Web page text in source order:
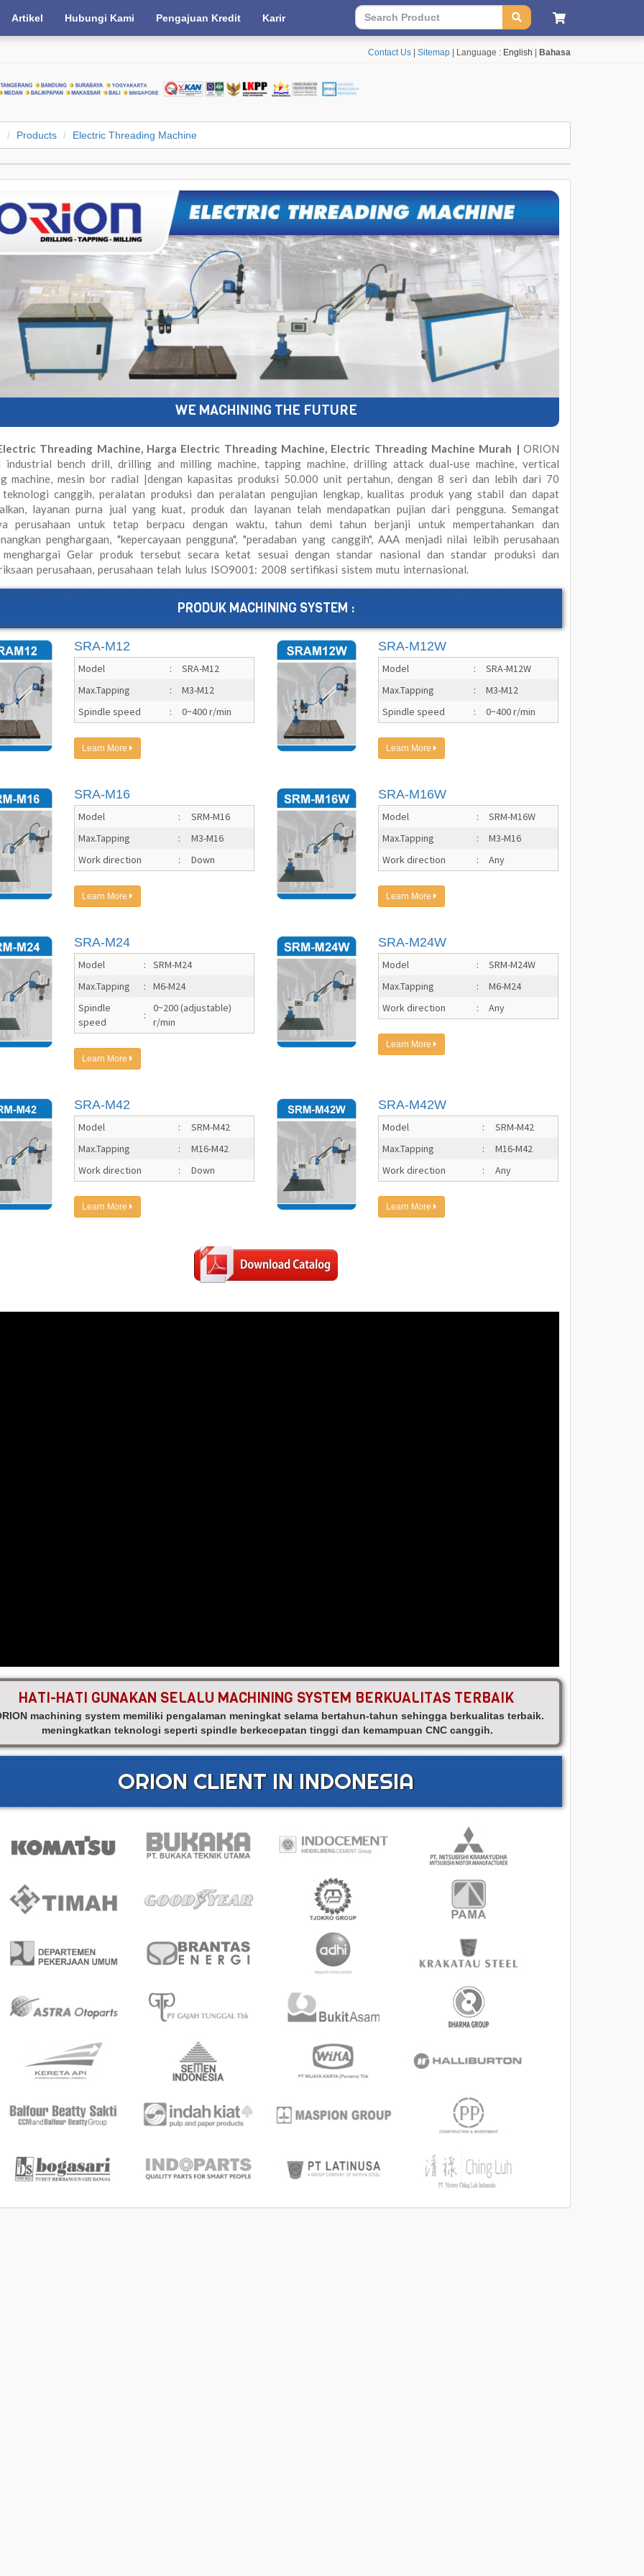
Contact Us Sitemap | Language : English Bahasa
Artikel Hubungi Kami Pengajuan Kredit Karir
Products Electric Threading Machine
WE MACHINING THE FUTURE
Threading Machine, Harga Electric Threading Machine, Electric Threading Machine Murah | ORION
industrial bench drill, drilling and milling machine, tapping machine, drilling attack dual-use machine, vertical
machine, mesin bor radial |dengan kapasitas produksi 50.000 unit pertahun, dengan 8 seri dan lebih dari 70
teknologi canggih, peralatan produksi dan peralatan pengujian lengkap, kualitas produk yang stabil dan dapat
layanan purna jual yang kuat, produk dan layanan telah mendapatkan pujian dari pengguna. Semangat
perusahaan untuk tetap berpacu dengan waktu, tahun demi tahun berjanji untuk mempertahankan dan
penghargaan, "kepercayaan pengguna", "peradaban yang canggih", AAA menjadi nilai leibih perusahaan
Gelar produk tersebut secara ketat sesuai dengan standar nasional dan standar produksi dan
perusahaan, perusahaan telah lulus ISO9001: 2008 sertifikasi sistem mutu internasional.
PRODUK MACHINING SYSTEM :
SRA-M12
Model :
SRA-M12
Max.Tapping
:
M3-M12
Spindle speed
: 0~400 r/min
Learn More
SRA-M12W
Model :
SRA-M12W
Max.Tapping
:
M3-M12
Spindle speed
: 0~400 r/min
Learn More
SRA-M16
Model :
SRM-M16
Max.Tapping
:
M3-M16
Work direction
: Down
Learn More
SRA-M16W
Model :
SRM-M16W
Max.Tapping
:
M3-M16
Work direction
: Any
Learn More
SRA-M24
Model :
SRM-M24
Max.Tapping
:
M6-M24
Spindle
speed
:
0~200 (adjustable)
r/min
Learn More
SRA-M24W
Model :
SRM-M24W
Max.Tapping
:
M6-M24
Work direction
: Any
Learn More
SRA-M42
Model :
SRM-M42
Max.Tapping
:
M16-M42
Work direction
: Down
Learn More
SRA-M42W
Model :
SRM-M42
Max.Tapping
:
M16-M42
Work direction
: Any
Learn More
HATI-HATI GUNAKAN SELALU MACHINING SYSTEM BERKUALITAS TERBAIK
machining system memiliki pengalaman meningkat selama bertahun-tahun sehingga berkualitas terbaik.
meningkatkan teknologi seperti spindle berkecepatan tinggi dan kemampuan CNC canggih.
ORION CLIENT IN INDONESIA